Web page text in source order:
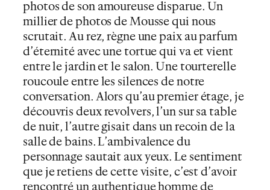
photos de son amoureuse disparue. Un
millier de photos de Mousse qui nous
scrutait. Au rez, règne une paix au parfum
d’éternité avec une tortue qui va et vient
entre le jardin et le salon. Une tourterelle
roucoule entre les silences de notre
conversation. Alors qu’au premier étage, je
découvris deux revolvers, l’un sur sa table
de nuit, l’autre gisait dans un recoin de la
salle de bains. L’ambivalence du
personnage sautait aux yeux. Le sentiment
que je retiens de cette visite, c’est d’avoir
rencontré un authentique homme de